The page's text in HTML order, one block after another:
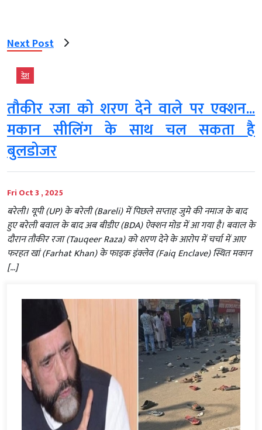
Next Post
देश
तौकीर रजा को शरण देने वाले पर एक्शन...
मकान सीलिंग के साथ चल सकता है
बुलडोजर
Fri Oct 3 , 2025
बरेली। यूपी (UP) के बरेली (Bareli) में पिछले सप्ताह जुमे की नमाज के बाद
हुए बरेली बवाल के बाद अब बीडीए (BDA) ऐक्शन मोड में आ गया है। बवाल के
दौरान तौकीर रजा (Tauqeer Raza) को शरण देने के आरोप में चर्चा में आए
फरहत खां (Farhat Khan) के फाइक इंक्लेव (Faiq Enclave) स्थित मकान
[…]